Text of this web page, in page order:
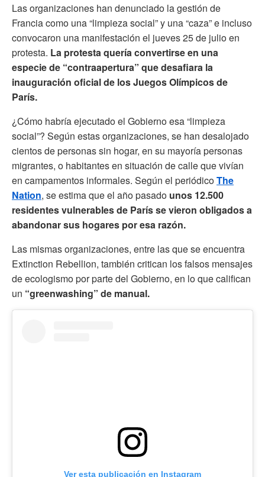
Las organizaciones han denunciado la gestión de
Francia como una “limpieza social” y una “caza” e incluso
convocaron una manifestación el jueves 25 de julio en
protesta. La protesta quería convertirse en una
especie de “contraapertura” que desafiara la
inauguración oficial de los Juegos Olímpicos de
París.
¿Cómo habría ejecutado el Gobierno esa “limpieza
social”? Según estas organizaciones, se han desalojado
cientos de personas sin hogar, en su mayoría personas
migrantes, o habitantes en situación de calle que vivían
en campamentos informales. Según el periódicoThe
Nation, se estima que el año pasado unos 12.500
residentes vulnerables de París se vieron obligados a
abandonar sus hogares por esa razón.
Las mismas organizaciones, entre las que se encuentra
Extinction Rebellion, también critican los falsos mensajes
de ecologismo por parte del Gobierno, en lo que califican
un “greenwashing” de manual.
Ver esta publicación en Instagram